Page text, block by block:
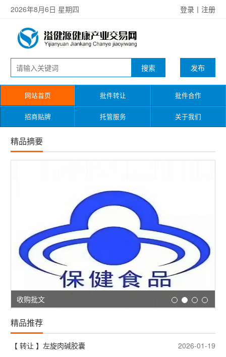
2026年8月6日 星期四 登录 丨 注册
发布
网站首页 批件转让 批件合作
招商贴牌 托管服务 关于我们
精品摘要
收购批文
精品推荐
【 转让 】左旋肉碱胶囊 2026-01-19